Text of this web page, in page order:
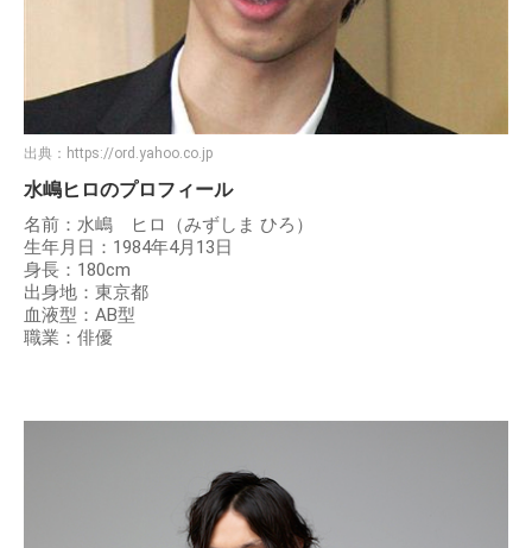
出典： https://ord.yahoo.co.jp
水嶋ヒロのプロフィール
名前：水嶋 ヒロ（みずしま ひろ）
生年月日：1984年4月13日
身長：180cm
出身地：東京都
血液型：AB型
職業：俳優